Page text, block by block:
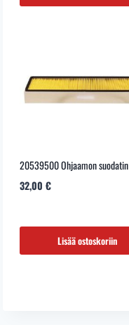
20539500 Ohjaamon suodatin
32,00 €
Lisää ostoskoriin